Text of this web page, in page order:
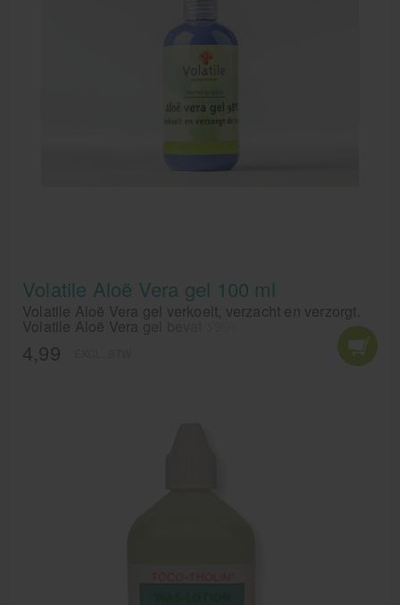
Volatile Aloë Vera gel 100 ml
Volatile Aloë Vera gel verkoelt, verzacht en verzorgt.
Volatile Aloë Vera gel bevat >99% puur sap uit het
blad van de Aloe Vera plant. Ideaal als natuurlijke
verzachting bij verbranden van de zon.
4,99